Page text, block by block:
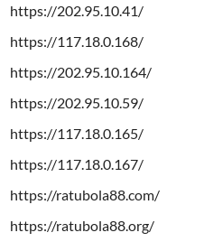
https://202.95.10.41/
https://117.18.0.168/
https://202.95.10.164/
https://202.95.10.59/
https://117.18.0.165/
https://117.18.0.167/
https://ratubola88.com/
https://ratubola88.org/